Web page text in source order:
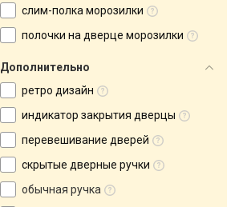
слим-полка морозилки
полочки на дверце морозилки
Дополнительно
ретро дизайн
индикатор закрытия дверцы
перевешивание дверей
скрытые дверные ручки
обычная ручка